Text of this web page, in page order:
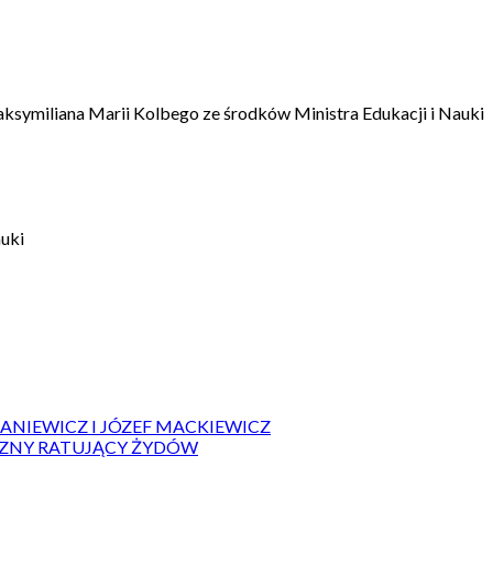
Marii Kolbego ze środków Ministra Edukacji i Nauki
I JÓZEF MACKIEWICZ
RATUJĄCY ŻYDÓW